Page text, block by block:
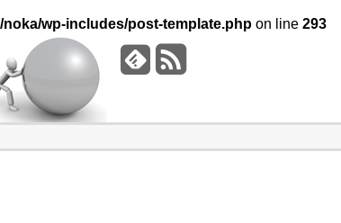
wp-includes/post-template.php on line 293